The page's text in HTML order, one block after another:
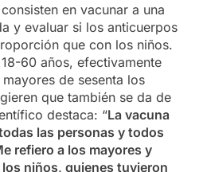
en vacunar a una
y evaluar si los anticuerpos
que con los niños.
60 años, efectivamente
de sesenta los
que también se da de
destaca: “La vacuna
las personas y todos
refiero a los mayores y
niños, quienes tuvieron